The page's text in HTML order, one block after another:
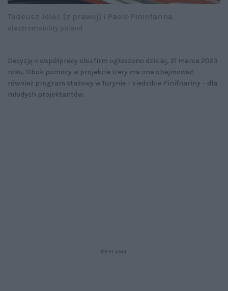
Decyzję o współpracy obu firm ogłoszono dzisiaj, 21 marca 2023
roku. Obok pomocy w projekcie Izery ma ona obejmować
również program stażowy w Turynie – siedzibie Pinifnariny – dla
młodych projektantów.